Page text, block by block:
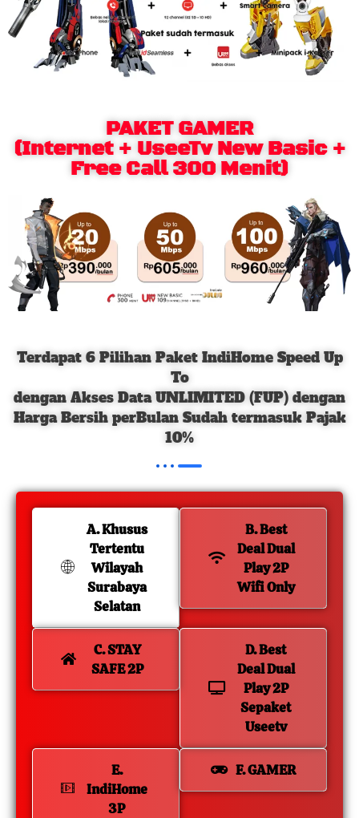
PAKET GAMER
(Internet + UseeTv New Basic +
Free Call 300 Menit)
Terdapat 6 Pilihan Paket IndiHome Speed Up
To
dengan Akses Data UNLIMITED (FUP) dengan
Harga Bersih perBulan Sudah termasuk Pajak
10%
A. Khusus
Tertentu
Wilayah
Surabaya
Selatan
B. Best
Deal Dual
Play 2P
Wifi Only
C. STAY
SAFE 2P
D. Best
Deal Dual
Play 2P
Sepaket
Useetv
E.
IndiHome
3P
F. GAMER